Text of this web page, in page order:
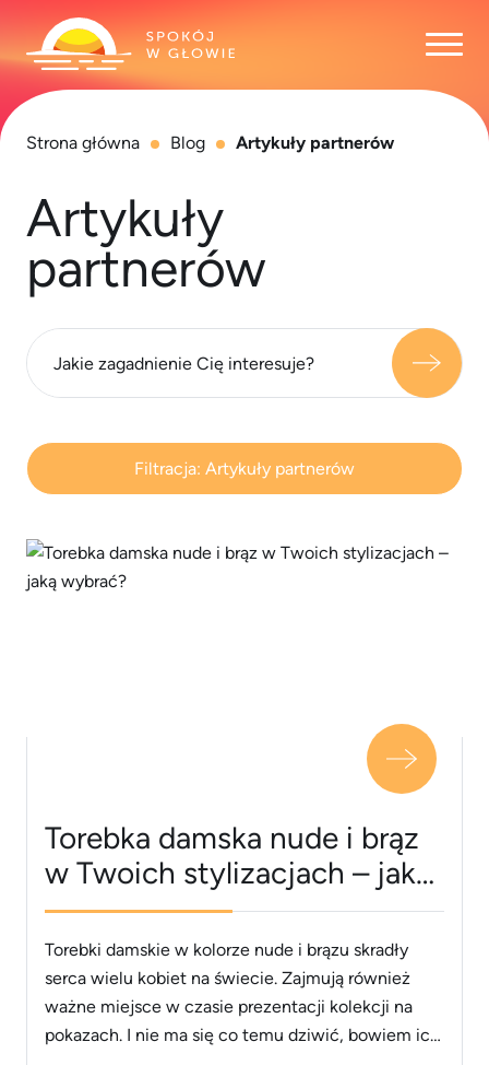
Strona główna Blog Artykuły partnerów
Artykuły
partnerów
Filtracja: Artykuły partnerów
Torebka damska nude i brąz
w Twoich stylizacjach – jaką
wybrać?
Torebki damskie w kolorze nude i brązu skradły
serca wielu kobiet na świecie. Zajmują również
ważne miejsce w czasie prezentacji kolekcji na
pokazach. I nie ma się co temu dziwić, bowiem ich